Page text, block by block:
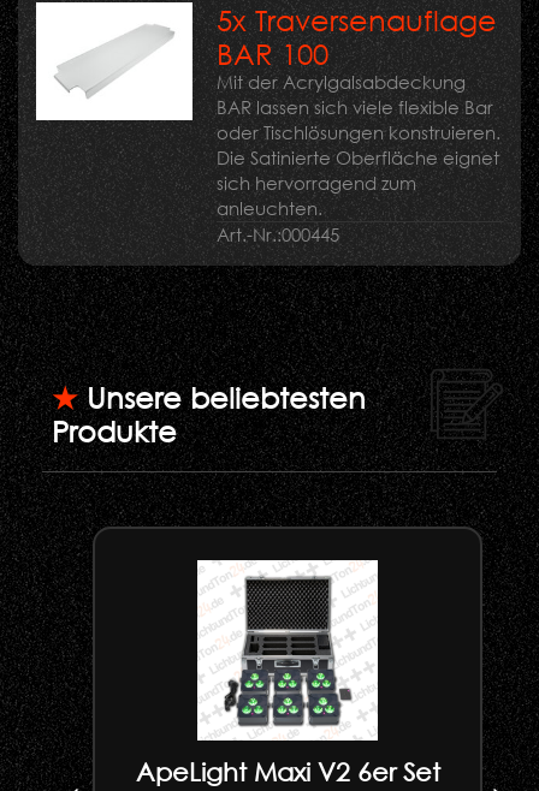
5x Traversenauflage
BAR 100
Mit der Acrylgalsabdeckung
BAR lassen sich viele flexible Bar
oder Tischlösungen konstruieren.
Die Satinierte Oberfläche eignet
sich hervorragend zum
anleuchten.
Art.-Nr.:000445
★Unsere beliebtesten
Produkte
ApeLight Maxi V2 6er Set